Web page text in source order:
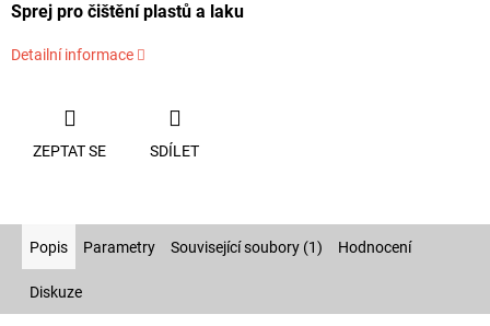
Sprej pro čištění plastů a laku
Detailní informace
ZEPTAT SE SDÍLET
Popis Parametry Související soubory (1) Hodnocení
Diskuze